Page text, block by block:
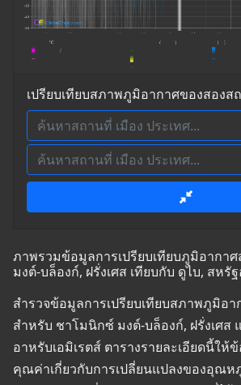
เปรียบเทียบสภาพภูมิอากาศของสองส
ภาพรวมข้อมูลการเปรียบเทียบภูมิอากา
มงต์-บล็องก์, ฝรั่งเศส เทียบกับ ดูไบ, สหรั
สำรวจข้อมูลการเปรียบเทียบสภาพภูมิอ
สำหรับ ชาโมนิกซ์ มงต์-บล็องก์, ฝรั่งเศส
อาหรับเอมิเรตส์ ตารางรายละเอียดนี้ให้
คุณค่าเกี่ยวกับการเปลี่ยนแปลงของอุณ